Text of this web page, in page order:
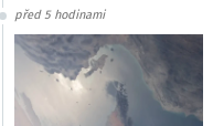
před 5 hodinami